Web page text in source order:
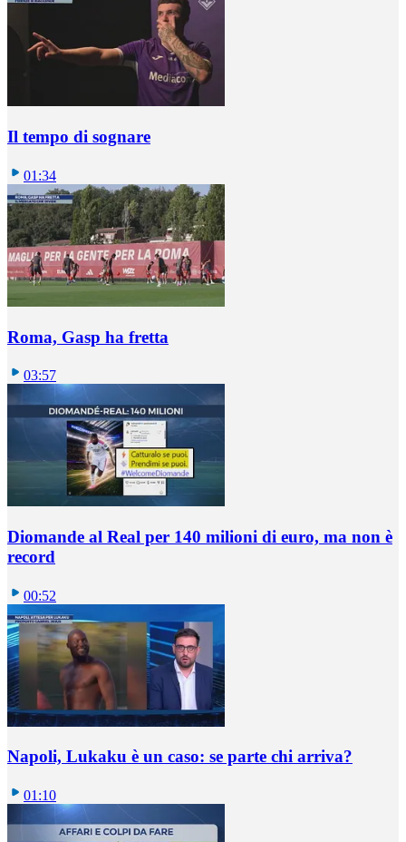
Il tempo di sognare
01:34
Roma, Gasp ha fretta
03:57
Diomande al Real per 140 milioni di euro, ma non è
record
00:52
Napoli, Lukaku è un caso: se parte chi arriva?
01:10